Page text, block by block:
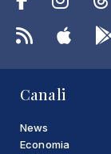
Canali
News
Economia